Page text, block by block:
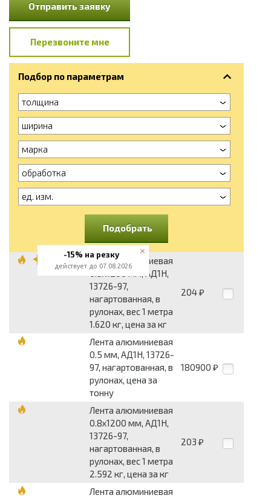
Отправить заявку
Перезвоните мне
Подбор по параметрам
толщина
ширина
марка
обработка
ед. изм.
Подобрать
Лента алюминиевая
0.5x1200 мм, АД1Н,
13726-97,
нагартованная, в
рулонах, вес 1 метра
1.620 кг, цена за кг
204 ₽
Лента алюминиевая
0.5 мм, АД1Н, 13726-
97, нагартованная, в
рулонах, цена за
тонну
180900 ₽
Лента алюминиевая
0.8x1200 мм, АД1Н,
13726-97,
нагартованная, в
рулонах, вес 1 метра
2.592 кг, цена за кг
203 ₽
Лента алюминиевая
-15% на резку
действует до 07.08.2026